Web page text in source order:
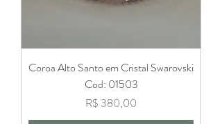
Coroa Alto Santo em Cristal Swarovski
Cod: 01503
Preço
R$ 380,00